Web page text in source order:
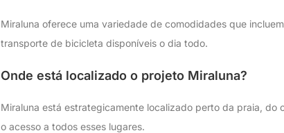
Miraluna oferece uma variedade de comodidades que
transporte de bicicleta disponíveis o dia todo.
Onde está localizado o projeto Miraluna?
Miraluna está estrategicamente localizado perto da praia,
o acesso a todos esses lugares.